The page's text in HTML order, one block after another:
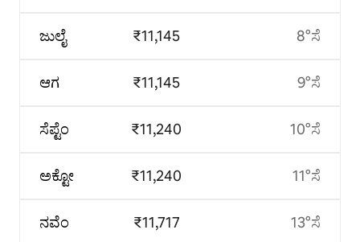
ಜುಲೈ
ಆಗ
ಸೆಪ್ಟೆಂ
ಅಕ್ಟೋ
ನವೆಂ
₹11,145
₹11,145
₹11,240
₹11,240
₹11,717
8°ಸೆ
9°ಸೆ
10°ಸೆ
11°ಸೆ
13°ಸೆ